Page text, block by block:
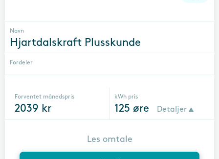
Navn
Hjartdalskraft Plusskunde
Fordeler
Forventet månedspris
2039 kr
kWh pris
125 øre Detaljer
Les omtale